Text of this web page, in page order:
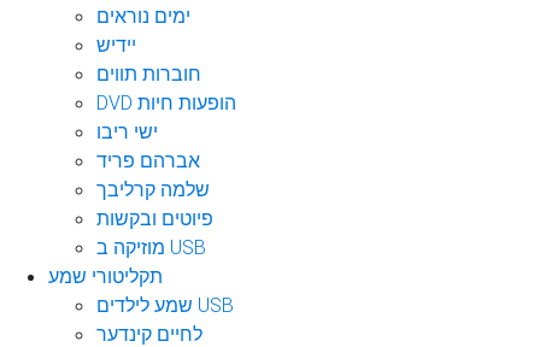
ימים נוראים
יידיש
חוברות תווים
DVD הופעות חיות
ישי ריבו
אברהם פריד
שלמה קרליבך
פיוטים ובקשות
מוזיקה ב USB
תקליטורי שמע
שמע לילדים USB
לחיים קינדער